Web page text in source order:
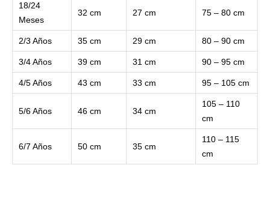
18/24
Meses
32 cm 27 cm 75 – 80 cm
2/3 Años 35 cm 29 cm 80 – 90 cm
3/4 Años 39 cm 31 cm 90 – 95 cm
4/5 Años 43 cm 33 cm 95 – 105 cm
5/6 Años 46 cm 34 cm
105 – 110
cm
6/7 Años 50 cm 35 cm
110 – 115
cm